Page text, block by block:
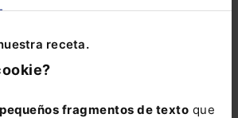
receta.
pequeños fragmentos de texto que
Suscribirse